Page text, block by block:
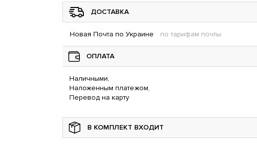
ДОСТАВКА
Новая Почта по Украине по тарифам почты
ОПЛАТА
Наличными,
Наложенным платежом,
Перевод на карту
В КОМПЛЕКТ ВХОДИТ